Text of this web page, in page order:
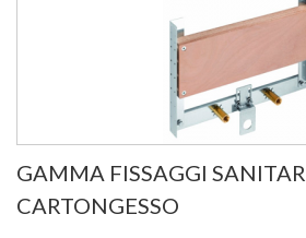
GAMMA FISSAGGI
CARTONGESSO